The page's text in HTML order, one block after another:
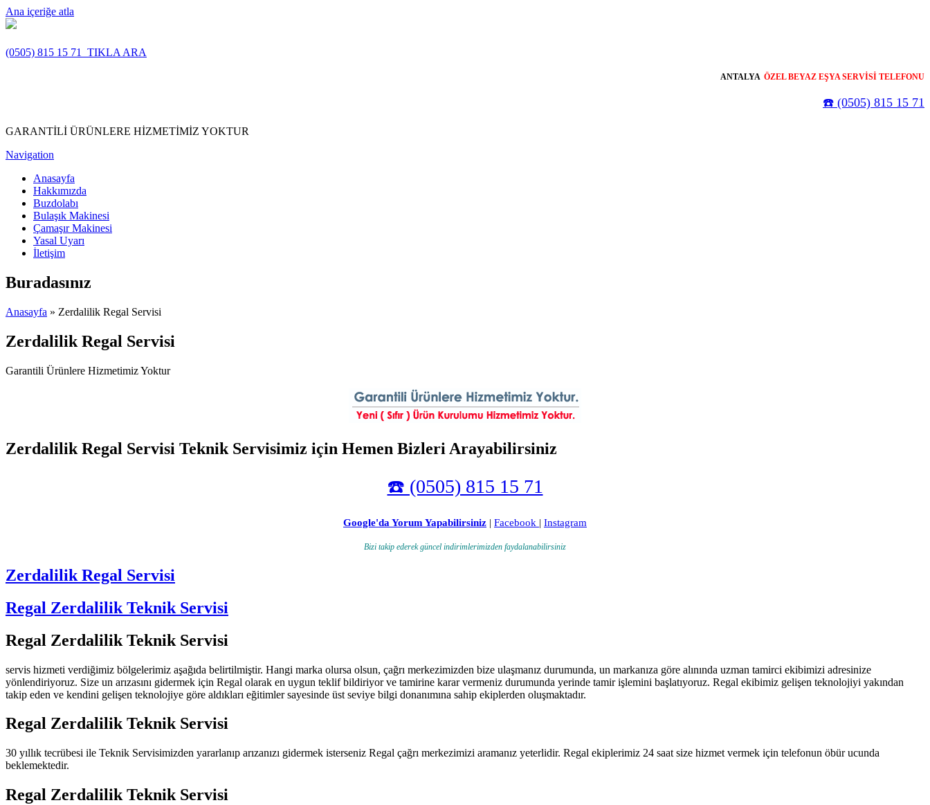
Ana içeriğe atla
(0505) 815 15 71 TIKLA ARA
ANTALYA ÖZEL BEYAZ EŞYA SERVİSİ TELEFONU
☎️ (0505) 815 15 71
GARANTİLİ ÜRÜNLERE HİZMETİMİZ YOKTUR
Navigation
Anasayfa
Hakkımızda
Buzdolabı
Bulaşık Makinesi
Çamaşır Makinesi
Yasal Uyarı
İletişim
Buradasınız
Anasayfa » Zerdalilik Regal Servisi
Zerdalilik Regal Servisi
Garantili Ürünlere Hizmetimiz Yoktur
Zerdalilik Regal Servisi Teknik Servisimiz için Hemen Bizleri Arayabilirsiniz
☎️ (0505) 815 15 71
Google'da Yorum Yapabilirsiniz | Facebook | Instagram
Bizi takip ederek güncel indirimlerimizden faydalanabilirsiniz
Zerdalilik Regal Servisi
Regal Zerdalilik Teknik Servisi
Regal Zerdalilik Teknik Servisi
servis hizmeti verdiğimiz bölgelerimiz aşağıda belirtilmiştir. Hangi marka olursa olsun, çağrı merkezimizden bize ulaşmanız durumunda, un markanıza göre alınında uzman tamirci ekibimizi adresinize
yönlendiriyoruz. Size un arızasını gidermek için Regal olarak en uygun teklif bildiriyor ve tamirine karar vermeniz durumunda yerinde tamir işlemini başlatıyoruz. Regal ekibimiz gelişen teknolojiyi yakından
takip eden ve kendini gelişen teknolojiye göre aldıkları eğitimler sayesinde üst seviye bilgi donanımına sahip ekiplerden oluşmaktadır.
Regal Zerdalilik Teknik Servisi
30 yıllık tecrübesi ile Teknik Servisimizden yararlanıp arızanızı gidermek isterseniz Regal çağrı merkezimizi aramanız yeterlidir. Regal ekiplerimiz 24 saat size hizmet vermek için telefonun öbür ucunda
beklemektedir.
Regal Zerdalilik Teknik Servisi